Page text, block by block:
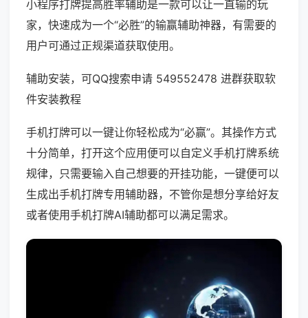
小程序打牌提高胜率辅助是一款可以让一直输的玩
家，快速成为一个“必胜”的输赢辅助神器，有需要的
用户可通过正规渠道获取使用。
辅助安装，可QQ搜索申请 549552478 进群获取软
件安装教程
手机打牌可以一键让你轻松成为“必赢”。其操作方式
十分简单，打开这个应用便可以自定义手机打牌系统
规律，只需要输入自己想要的开挂功能，一键便可以
生成出手机打牌专用辅助器，不管你是想分享给好友
或者使用手机打牌AI辅助都可以满足需求。